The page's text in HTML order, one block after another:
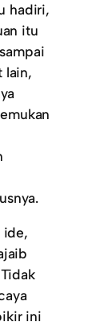
hadiri,
itu
lain,
ide,
ini